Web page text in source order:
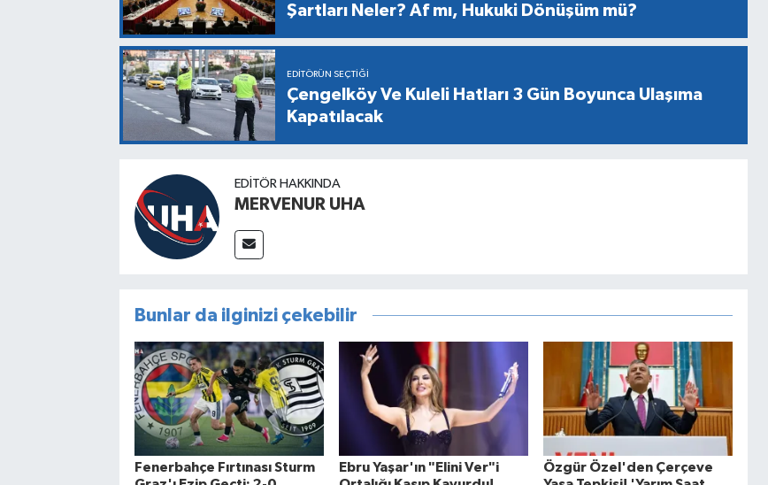
Şartları Neler? Af mı, Hukuki Dönüşüm mü?
EDITÖRÜN SEÇTIĞI
Çengelköy Ve Kuleli Hatları 3 Gün Boyunca Ulaşıma
Kapatılacak
EDITÖR HAKKINDA
MERVENUR UHA
Bunlar da ilginizi çekebilir
Fenerbahçe Fırtınası Sturm
Ebru Yaşar'ın "Elini Ver"i
Özgür Özel'den Çerçeve